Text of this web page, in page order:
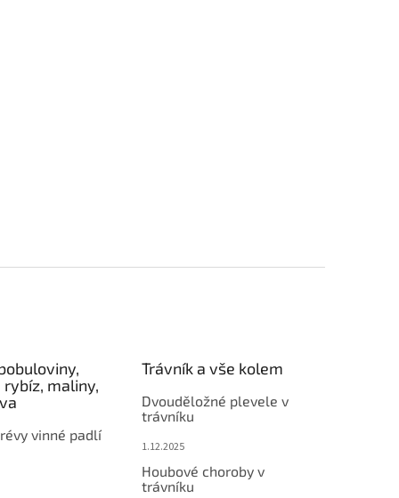
maliny,
vinné padlí
Trávník a vše kolem
Dvouděložné plevele v
trávníku
1.12.2025
Houbové choroby v
trávníku